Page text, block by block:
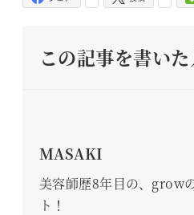
この記事を書い
MASAKI
美容師歴8年目の、grow
ト！